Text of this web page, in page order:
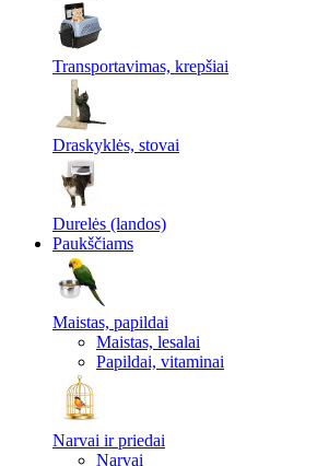
Transportavimas, krepšiai
Draskyklės, stovai
Durelės (landos)
Paukščiams
Maistas, papildai
Maistas, lesalai
Papildai, vitaminai
Narvai ir priedai
Narvai